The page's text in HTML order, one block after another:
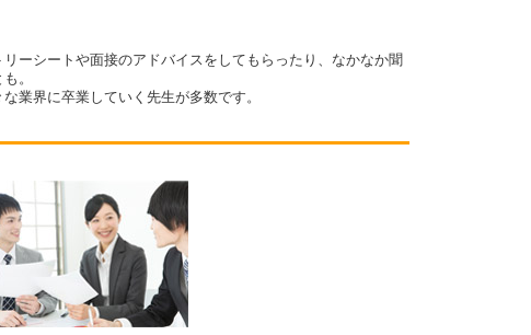
ーシートや面接のアドバイスをしてもらったり、なかなか聞
。
業界に卒業していく先生が多数です。